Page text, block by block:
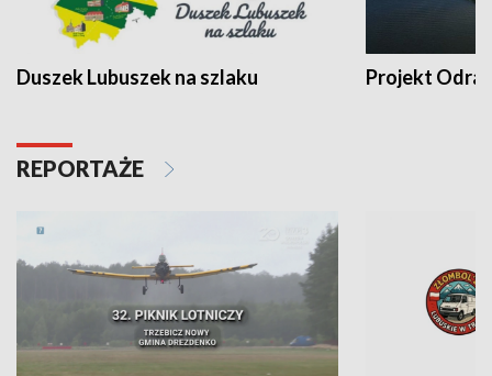
Duszek Lubuszek na szlaku Projekt Odra
REPORTAŻE